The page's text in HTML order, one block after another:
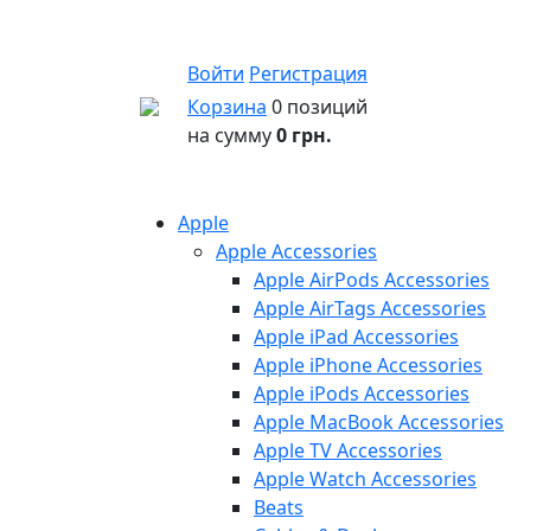
Войти Регистрация
Корзина 0 позиций
на сумму0 грн.
Apple
Apple Accessories
Apple AirPods Accessories
Apple AirTags Accessories
Apple iPad Accessories
Apple iPhone Accessories
Apple iPods Accessories
Apple MacBook Accessories
Apple TV Accessories
Apple Watch Accessories
Beats